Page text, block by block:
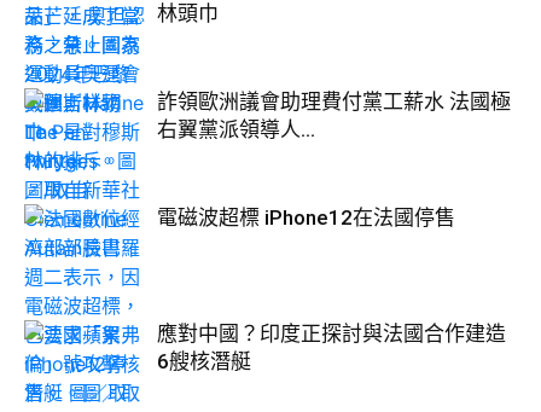
林頭巾
詐領歐洲議會助理費付黨工薪水 法國極
右翼黨派領導人...
電磁波超標 iPhone12在法國停售
應對中國？印度正探討與法國合作建造
6艘核潛艇